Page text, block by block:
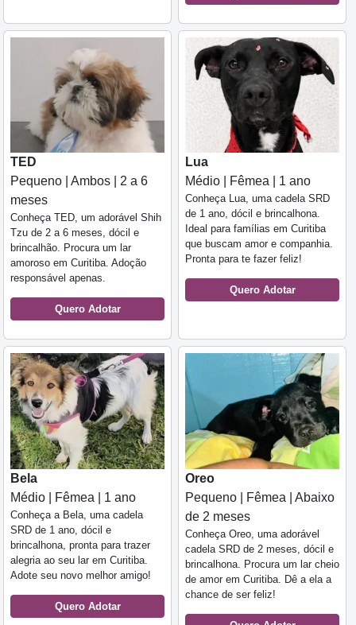
TED
Pequeno | Ambos | 2 a 6
meses
Conheça TED, um adorável Shih
Tzu de 2 a 6 meses, dócil e
brincalhão. Procura um lar
amoroso em Curitiba. Adoção
responsável apenas.
Quero Adotar
Lua
Médio | Fêmea | 1 ano
Conheça Lua, uma cadela SRD
de 1 ano, dócil e brincalhona.
Ideal para famílias em Curitiba
que buscam amor e companhia.
Pronta para te fazer feliz!
Quero Adotar
Bela
Médio | Fêmea | 1 ano
Conheça a Bela, uma cadela
SRD de 1 ano, dócil e
brincalhona, pronta para trazer
alegria ao seu lar em Curitiba.
Adote seu novo melhor amigo!
Quero Adotar
Oreo
Pequeno | Fêmea | Abaixo
de 2 meses
Conheça Oreo, uma adorável
cadela SRD de 2 meses, dócil e
brincalhona. Procura um lar cheio
de amor em Curitiba. Dê a ela a
chance de ser feliz!